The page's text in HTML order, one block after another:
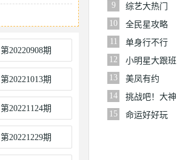
第20220908期
第20221013期
第20221124期
第20221229期
9
综艺大热门
10
全民星攻略
11
单身行不行
12
小明星大跟班
13
美凤有约
14
挑战吧！大神
15
命运好好玩